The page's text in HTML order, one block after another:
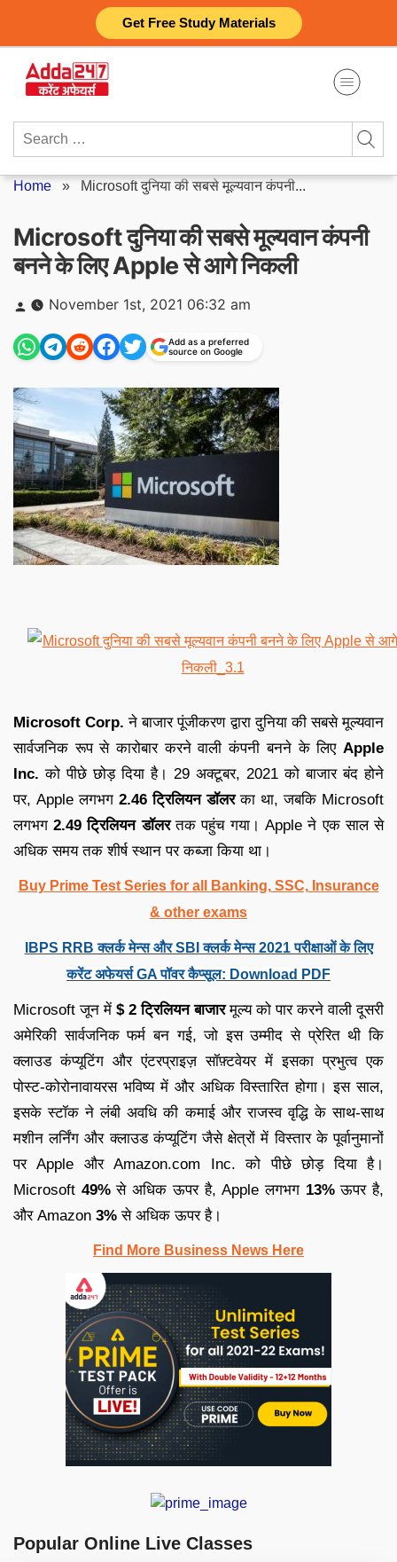
Get Free Study Materials
content
Search
Home » Microsoft दुनिया की सबसे मूल्यवान कंपनी...
Microsoft दुनिया की सबसे मूल्यवान कंपनी
बनने के लिए Apple से आगे निकली
Posted
by
November 1st, 2021 06:32 am
Add as a preferred
source on Google
Microsoft Corp. ने बाजार पूंजीकरण द्वारा दुनिया की सबसे मूल्यवान
सार्वजनिक रूप से कारोबार करने वाली कंपनी बनने के लिए Apple
Inc. को पीछे छोड़ दिया है। 29 अक्टूबर, 2021 को बाजार बंद होने
पर, Apple लगभग 2.46 ट्रिलियन डॉलरका था, जबकि Microsoft
लगभग2.49 ट्रिलियन डॉलरतक पहुंच गया। Apple ने एक साल से
अधिक समय तक शीर्ष स्थान पर कब्जा किया था।
Buy Prime Test Series for all Banking, SSC, Insurance
& other exams
IBPS RRB क्लर्क मेन्स और SBI क्लर्क मेन्स 2021 परीक्षाओं के लिए
करेंट अफेयर्स GA पॉवर कैप्सूल: Download PDF
Microsoft जून में $ 2 ट्रिलियन बाजारमूल्य को पार करने वाली दूसरी
अमेरिकी सार्वजनिक फर्म बन गई, जो इस उम्मीद से प्रेरित थी कि
क्लाउड कंप्यूटिंग और एंटरप्राइज़ सॉफ़्टवेयर में इसका प्रभुत्व एक
पोस्ट-कोरोनावायरस भविष्य में और अधिक विस्तारित होगा। इस साल,
इसके स्टॉक ने लंबी अवधि की कमाई और राजस्व वृद्धि के साथ-साथ
मशीन लर्निंग और क्लाउड कंप्यूटिंग जैसे क्षेत्रों में विस्तार के पूर्वानुमानों
पर Apple और Amazon.com Inc. को पीछे छोड़ दिया है।
Microsoft 49%से अधिक ऊपर है, Apple लगभग 13%ऊपर है,
और Amazon 3%से अधिक ऊपर है।
Find More Business News Here
Popular Online Live Classes